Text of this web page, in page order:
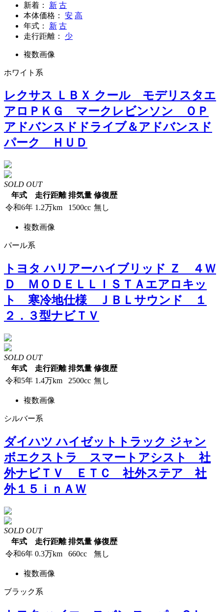
新着： 新 古
本体価格： 安 高
年式： 新 古
走行距離： 少
複数画像
ホワイト系
レクサス ＬＢＸ クール モデリスタエ
アロＰＫＧ マークレビンソン ＯＰ
アドバンスドドライブ＆アドバンスド
パーク ＨＵＤ
SOLD OUT
年式
走行距離 排気量 修復歴
令和6年 1.2万km 1500cc 無し
複数画像
パール系
トヨタ ハリアーハイブリッド Ｚ ４Ｗ
Ｄ ＭＯＤＥＬＬＩＳＴＡエアロキッ
ト 寒冷地仕様 ＪＢＬサウンド １
２．３型ナビＴＶ
SOLD OUT
年式
走行距離 排気量 修復歴
令和5年 1.4万km 2500cc 無し
複数画像
シルバー系
ダイハツ ハイゼットトラック ジャン
ボエクストラ スマートアシスト 社
外ナビＴＶ ＥＴＣ 社外ステア 社
外１５ｉｎＡＷ
SOLD OUT
年式
走行距離 排気量 修復歴
令和6年 0.3万km 660cc 無し
複数画像
ブラック系